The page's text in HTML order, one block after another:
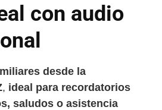
con audio
desde la
, ideal para recordatorios
saludos o asistencia